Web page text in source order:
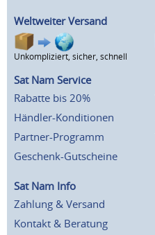
Weltweiter Versand
Unkompliziert, sicher, schnell
Sat Nam Service
Rabatte bis 20%
Händler-Konditionen
Partner-Programm
Geschenk-Gutscheine
Sat Nam Info
Zahlung & Versand
Kontakt & Beratung